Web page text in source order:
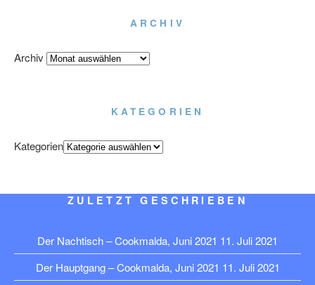
ARCHIV
Archiv
KATEGORIEN
Kategorien
ZULETZT GESCHRIEBEN
Der Nachtisch – Cookmalda, Juni 2021 11. Juli 2021
Der Hauptgang – Cookmalda, Juni 2021 11. Juli 2021